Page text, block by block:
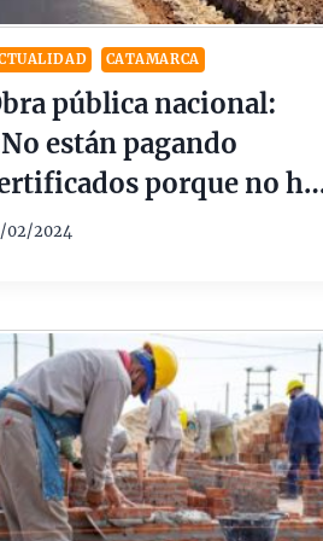
CATAMARCA
pública nacional:
están pagando
porque no
firme»
02/2024